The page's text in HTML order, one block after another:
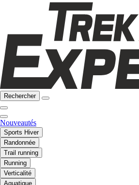
Rechercher
Nouveautés
Sports Hiver
Randonnée
Trail running
Running
Verticalité
Aquatique